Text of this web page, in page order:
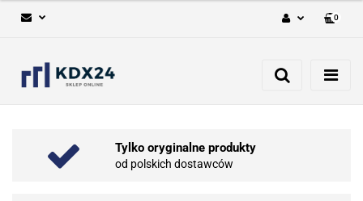
Zarejestruj się
0
Tylko oryginalne produkty
od polskich dostawców